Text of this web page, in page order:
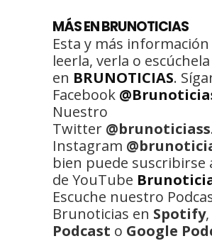
MÁS EN BRUNOTICIAS
Esta y más
leerla, verla o escúchela
en BRUNOTICIAS.
Facebook
Nuestro
Twitter @brunoticiass
Instagram
bien puede suscribirse
de YouTube
Escuche nuestro
Brunoticias en Spotify,
Podcast o Google